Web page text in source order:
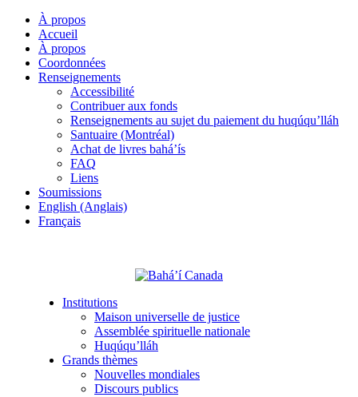
À propos
Accueil
À propos
Coordonnées
Renseignements
Accessibilité
Contribuer aux fonds
Renseignements au sujet du paiement du huqúqu’lláh
Santuaire (Montréal)
Achat de livres bahá’ís
FAQ
Liens
Soumissions
English (Anglais)
Français
Institutions
Maison universelle de justice
Assemblée spirituelle nationale
Huqúqu’lláh
Grands thèmes
Nouvelles mondiales
Discours publics